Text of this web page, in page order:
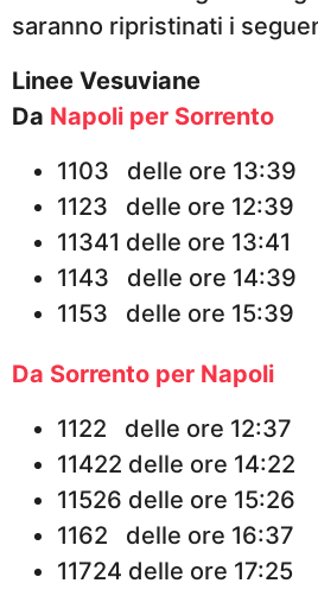
saranno ripristinati i
Linee Vesuviane
Da Napoli per Sorrento
1103 delle ore 13:39
1123 delle ore 12:39
11341 delle ore 13:41
1143 delle ore 14:39
1153 delle ore 15:39
Da Sorrento per Napoli
1122 delle ore 12:37
11422 delle ore 14:22
11526 delle ore 15:26
1162 delle ore 16:37
11724 delle ore 17:25